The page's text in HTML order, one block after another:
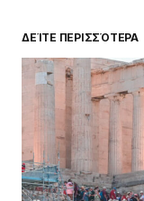
ΔΕΊΤΕ ΠΕΡΙΣΣΌΤΕΡΑ